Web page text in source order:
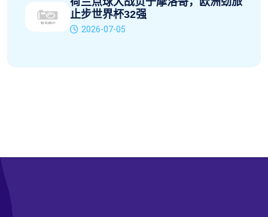
止步世界杯32强
2026-07-05